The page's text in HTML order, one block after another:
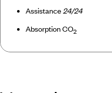
Assistance 24/24
Absorption CO2